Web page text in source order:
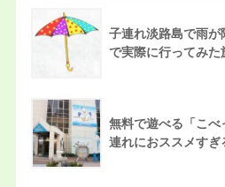
子連れ淡路島で雨
で実際に行ってみた
無料で遊べる「こ
連れにおススメすぎ